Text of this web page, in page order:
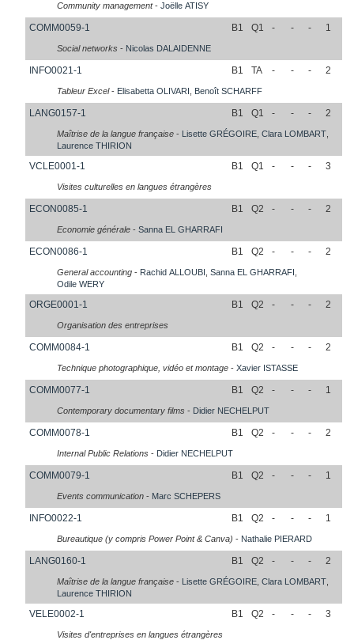
Community management- Joëlle ATISY
COMM0059-1 B1 Q1 - - - 1
Social networks - Nicolas DALAIDENNE
INFO0021-1 B1 TA - - - 2
Tableur Excel- Elisabetta OLIVARI Benoît SCHARFF
LANG0157-1 B1 Q1 - - - 2
Maîtrise de la langue française - Lisette GRÉGOIRE Clara LOMBART
Laurence THIRION
VCLE0001-1 B1 Q1 - - - 3
Visites culturelles en langues étrangères
ECON0085-1 B1 Q2 - - - 2
Economie générale - Sanna EL GHARRAFI
ECON0086-1 B1 Q2 - - - 2
General accounting - Rachid ALLOUBI Sanna EL GHARRAFI
Odile WERY
ORGE0001-1 B1 Q2 - - - 2
Organisation des entreprises
COMM0084-1 B1 Q2 - - - 2
Technique photographique, vidéo et montage - Xavier ISTASSE
COMM0077-1 B1 Q2 - - - 1
Contemporary documentary films - Didier NECHELPUT
COMM0078-1 B1 Q2 - - - 2
Internal Public Relations - Didier NECHELPUT
COMM0079-1 B1 Q2 - - - 1
Events communication - Marc SCHEPERS
INFO0022-1 B1 Q2 - - - 1
Bureautique (y compris Power Point & Canva) - Nathalie PIERARD
LANG0160-1 B1 Q2 - - - 2
Maîtrise de la langue française - Lisette GRÉGOIRE Clara LOMBART
Laurence THIRION
VELE0002-1 B1 Q2 - - - 3
Visites d'entreprises en langues étrangères